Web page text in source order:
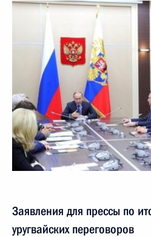
Заявления для прессы по
уругвайских переговоров